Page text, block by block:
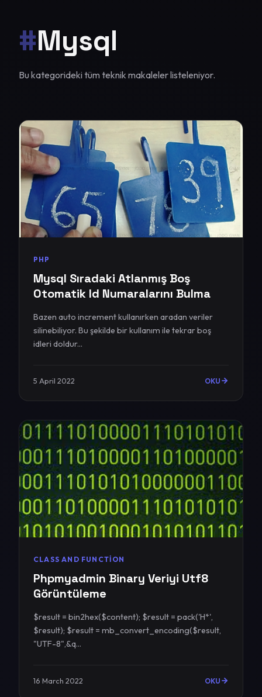
#Mysql
Bu kategorideki tüm teknik makaleler listeleniyor.
PHP
Mysql Sıradaki Atlanmış Boş
Otomatik Id Numaralarını Bulma
Bazen auto increment kullanırken aradan veriler
silinebiliyor. Bu şekilde bir kullanım ile tekrar boş
idleri doldur...
5 April 2022 OKU
CLASS AND FUNCTION
Phpmyadmin Binary Veriyi Utf8
Görüntüleme
$result = bin2hex($content); $result = pack('H*',
$result); $result = mb_convert_encoding($result,
"UTF-8",&q...
16 March 2022 OKU